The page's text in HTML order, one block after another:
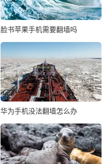
脸书苹果手机需要翻墙吗
华为手机没法翻墙怎么办